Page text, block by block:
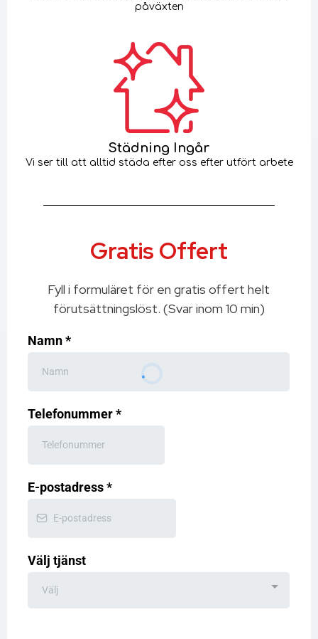
påväxten
Städning Ingår
Vi ser till att alltid städa efter oss efter utfört arbete
Gratis Offert
Fyll i formuläret för en gratis offert helt
förutsättningslöst. (Svar inom 10 min)
Namn*
Telefonummer*
E-postadress*
Välj tjänst
Välj